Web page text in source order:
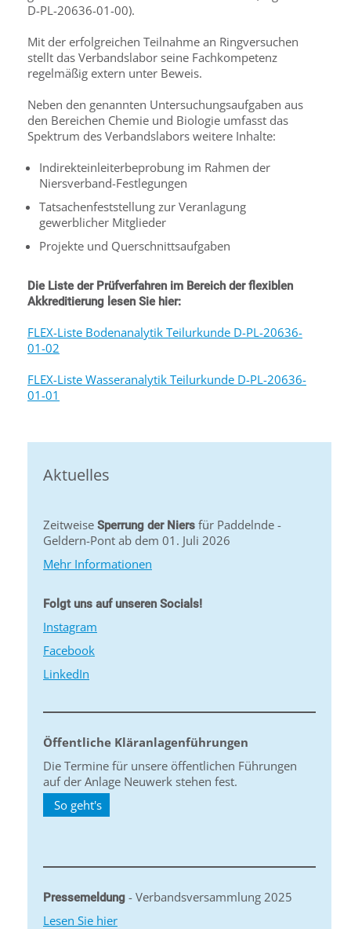
D-PL-20636-01-00).
Mit der erfolgreichen Teilnahme an Ringversuchen
stellt das Verbandslabor seine Fachkompetenz
regelmäßig extern unter Beweis.
Neben den genannten Untersuchungsaufgaben aus
den Bereichen Chemie und Biologie umfasst das
Spektrum des Verbandslabors weitere Inhalte:
Indirekteinleiterbeprobung im Rahmen der
Niersverband-Festlegungen
Tatsachenfeststellung zur Veranlagung
gewerblicher Mitglieder
Projekte und Querschnittsaufgaben
Die Liste der Prüfverfahren im Bereich der flexiblen
Akkreditierung lesen Sie hier:
FLEX-Liste Bodenanalytik Teilurkunde D-PL-20636-
01-02
FLEX-Liste Wasseranalytik Teilurkunde D-PL-20636-
01-01
Aktuelles
Zeitweise Sperrung der Niers für Paddelnde -
Geldern-Pont ab dem 01. Juli 2026
Mehr Informationen
Folgt uns auf unseren Socials!
Instagram
Facebook
LinkedIn
Öffentliche Kläranlagenführungen
Die Termine für unsere öffentlichen Führungen
auf der Anlage Neuwerk stehen fest.
So geht's
Pressemeldung - Verbandsversammlung 2025
Lesen Sie hier